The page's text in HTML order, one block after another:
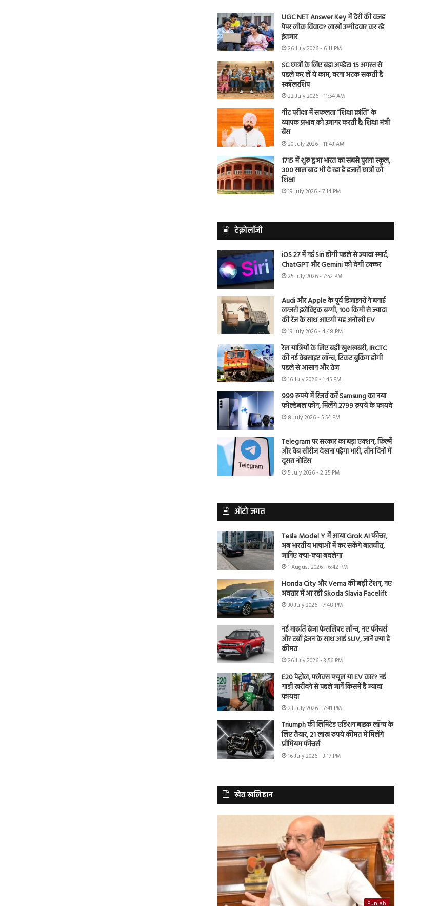
UGC NET Answer Key में देरी की वजह
पेपर लीक विवाद? लाखों उम्मीदवार कर रहे
इंतजार
26 July 2026 - 6:11 PM
SC छात्रों के लिए बड़ा अपडेट! 15 अगस्त से
पहले कर लें ये काम, वरना अटक सकती है
स्कॉलरशिप
22 July 2026 - 11:54 AM
नीट परीक्षा में सफलता “शिक्षा क्रांति” के
व्यापक प्रभाव को उजागर करती है: शिक्षा मंत्री
बैंस
20 July 2026 - 11:43 AM
1715 में शुरू हुआ भारत का सबसे पुराना स्कूल,
300 साल बाद भी दे रहा है हजारों छात्रों को
शिक्षा
19 July 2026 - 7:14 PM
टेक्नोलॉजी
iOS 27 में नई Siri होगी पहले से ज्यादा स्मार्ट,
ChatGPT और Gemini को देगी टक्कर
25 July 2026 - 7:52 PM
Audi और Apple के पूर्व डिजाइनरों ने बनाई
लग्जरी इलेक्ट्रिक बग्गी, 100 किमी से ज्यादा
की रेंज के साथ आएगी यह अनोखी EV
19 July 2026 - 4:48 PM
रेल यात्रियों के लिए बड़ी खुशखबरी, IRCTC
की नई वेबसाइट लॉन्च, टिकट बुकिंग होगी
पहले से आसान और तेज
16 July 2026 - 1:45 PM
999 रुपये में रिजर्व करें Samsung का नया
फोल्डेबल फोन, मिलेंगे 2799 रुपये के फायदे
8 July 2026 - 5:54 PM
Telegram पर सरकार का बड़ा एक्शन, फिल्में
और वेब सीरीज देखना पड़ेगा भारी, तीन दिनों में
दूसरा नोटिस
5 July 2026 - 2:25 PM
ऑटो जगत
Tesla Model Y में आया Grok AI फीचर,
अब भारतीय भाषाओं में कर सकेंगे बातचीत,
जानिए क्या-क्या बदलेगा
1 August 2026 - 6:42 PM
Honda City और Verna की बढ़ी टेंशन, नए
अवतार में आ रही Skoda Slavia Facelift
30 July 2026 - 7:48 PM
नई मारुति ब्रेजा फेसलिफ्ट लॉन्च, नए फीचर्स
और टर्बो इंजन के साथ आई SUV, जानें क्या है
कीमत
26 July 2026 - 3:56 PM
E20 पेट्रोल, फ्लेक्स फ्यूल या EV कार? नई
गाड़ी खरीदने से पहले जानें किसमें है ज्यादा
फायदा
23 July 2026 - 7:41 PM
Triumph की लिमिटेड एडिशन बाइक लॉन्च के
लिए तैयार, 21 लाख रुपये कीमत में मिलेंगे
प्रीमियम फीचर्स
16 July 2026 - 3:17 PM
खेत खलिहान
Punjab